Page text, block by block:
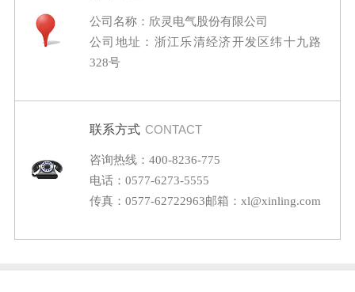
公司名称：欣灵电气股份有限公司
公司地址：浙江乐清经济开发区纬十九路
328号
联系方式 CONTACT
咨询热线：400-8236-775
电话：0577-6273-5555
传真：0577-62722963邮箱：xl@xinling.com